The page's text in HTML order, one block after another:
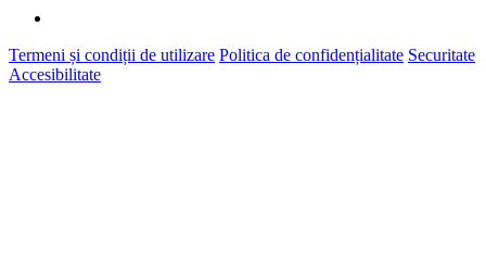
Termeni și condiții de utilizare Politica de confidențialitate Securitate
Accesibilitate